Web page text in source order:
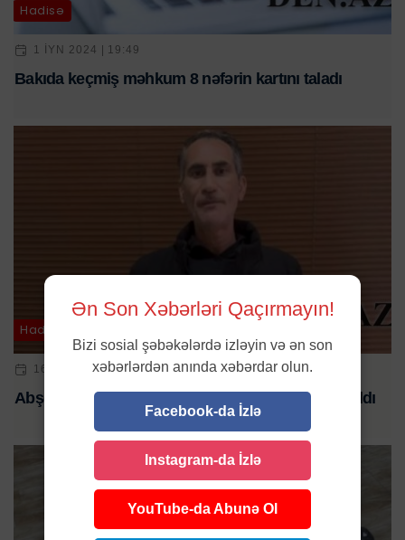
Hadisə
1 IYN 2024 | 19:49
Bakıda keçmiş məhkum 8 nəfərin kartını taladı
Hadisə
16 FEV 2024 | 16:48
Abşeronda tapança satmaq istəyən şəxs saxlanıldı
Ən Son Xəbərləri Qaçırmayın!
Bizi sosial şəbəkələrdə izləyin və ən son
xəbərlərdən anında xəbərdar olun.
Facebook-da İzlə
Instagram-da İzlə
YouTube-da Abunə Ol